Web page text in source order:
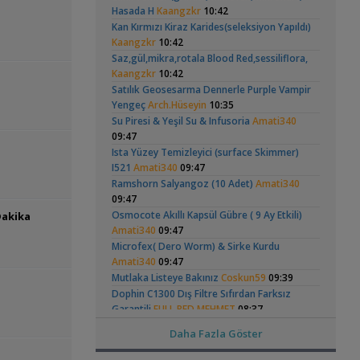
Co2 Dolum YeriDuboisi_
Işık CO2 ve Ekipmanlar
Tür Önerisi Ahmet53
Akvaryum ve Tür Tavsiyesi
Lowtech Bitkiler İle Hobiye Dönüş
aydin3437,17:48
Akvaryum Tanıtımı
Frontoza Cinsiyetakvaradam,17:34
Cinsiyet ve Tür Belirleme
Ciklet Balığı Boy Aldırma Ygghjh,17:00
Yeni Üye Forumu
Basit Melek Ve Cuce Vatoz Akvaryumu
(200 Litre)
Akvaryum Tanıtımı
Karidesler Sobo Sf 550f Filtre İçine
Kaçabilir MiJoec,13:12
Omurgasızlar
Bitkili Akvaryuma İlk Adım saturday,
12:45
Yeni Üye Forumu
12:03
Yeni Üye Forumu
Vlog
Apistogramma
Hongsloi Çiftim Ve
Yavruları
(4)
Betta Antuta
Ramshorn Hakkında
Her Şey
30x20x20 Ramshorn
Akvaryumu
Leonardit Zeminli
37 Litrelik Siyah
Neon Tetra
Akvaryumum
Hasada H Kaangzkr 10:42
Kan Kırmızı Kiraz Karides(seleksiyon Yapıldı)
Kaangzkr 10:42
Saz,gül,mikra,rotala Blood Red,sessiliflora,
Kaangzkr 10:42
Satılık Geosesarma Dennerle Purple Vampir
Yengeç Arch.Hüseyin 10:35
Su Piresi & Yeşil Su & Infusoria Amati340
09:47
Ista Yüzey Temizleyici (surface Skimmer)
I521 Amati340 09:47
Ramshorn Salyangoz (10 Adet) Amati340
09:47
Osmocote Akıllı Kapsül Gübre ( 9 Ay Etkili)
Amati340 09:47
Microfex( Dero Worm) & Sirke Kurdu
Amati340 09:47
Mutlaka Listeye Bakınız Coskun59 09:39
Dophin C1300 Dış Filtre Sıfırdan Farksız
Garantili FULL RED MEHMET 08:37
FULL RED MEHMET 08:37
Jbl Novo M Vatoz Çöpçü YemiFULL RED
Daha Fazla Göster